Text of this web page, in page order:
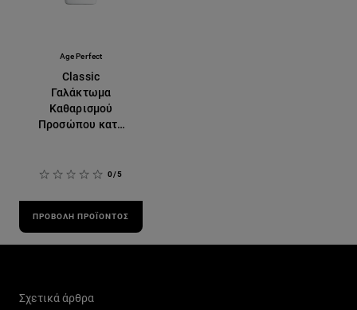
Age Perfect
Classic
Γαλάκτωμα
Καθαρισμού
Προσώπου κατά
0/5
ΠΡΟΒΟΛΉ ΠΡΟΪΌΝΤΟΣ
Σχετικά άρθρα